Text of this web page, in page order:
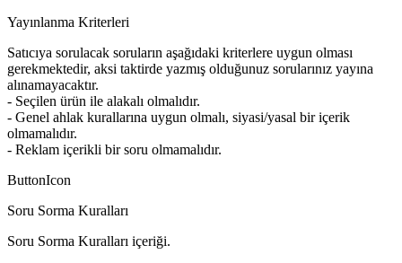
Yayınlanma Kriterleri
Satıcıya sorulacak soruların aşağıdaki kriterlere uygun olması
gerekmektedir, aksi taktirde yazmış olduğunuz sorularınız yayına
alınamayacaktır.
- Seçilen ürün ile alakalı olmalıdır.
- Genel ahlak kurallarına uygun olmalı, siyasi/yasal bir içerik
olmamalıdır.
- Reklam içerikli bir soru olmamalıdır.
ButtonIcon
Soru Sorma Kuralları
Soru Sorma Kuralları içeriği.